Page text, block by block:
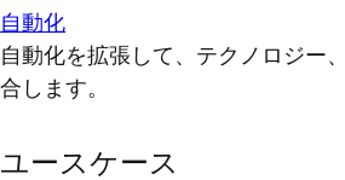
自動化
自動化を拡張して、テクノロジー
合します。
ユースケース